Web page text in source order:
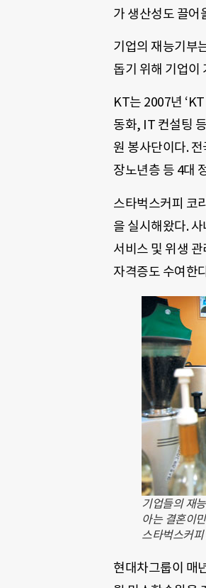
가 생산성도 끌어
기업의 재능기부
돕기 위해 기업이
KT는 2007년
동화, IT 컨설팅
원 봉사단이다.
장노년층 등 4대
스타벅스커피 코
을 실시해왔다.
서비스 및 위생
자격증도 수여한
기업들의 재
아는 결혼이
스타벅스커
현대차그룹이 매